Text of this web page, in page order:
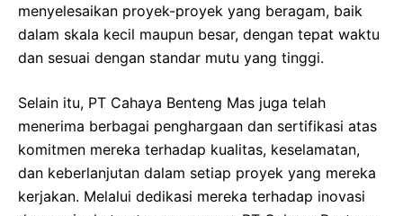
menyelesaikan proyek-proyek yang beragam, baik
dalam skala kecil maupun besar, dengan tepat waktu
dan sesuai dengan standar mutu yang tinggi.
Selain itu, PT Cahaya Benteng Mas juga telah
menerima berbagai penghargaan dan sertifikasi atas
komitmen mereka terhadap kualitas, keselamatan,
dan keberlanjutan dalam setiap proyek yang mereka
kerjakan. Melalui dedikasi mereka terhadap inovasi